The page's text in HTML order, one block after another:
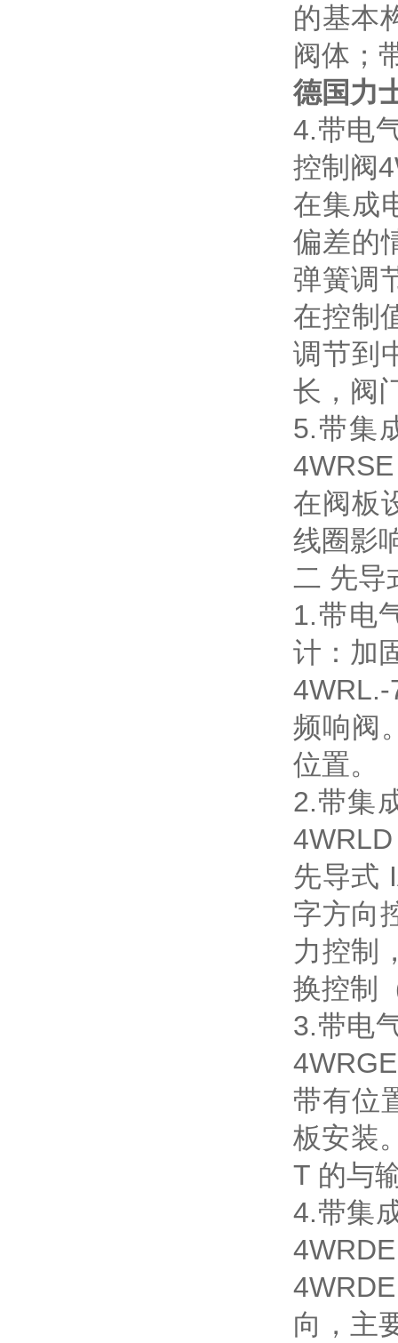
的基本
阀体；
德国力
4.带电
控制阀
在集成
偏差的
弹簧调
在控制
调节到
长，阀
5.带集
4WRSE
在阀板
线圈影
二 先导
1.带电
计：加
频响阀
位置。
2.带集
先导式
字方向
力控制
换控制
3.带电
4WRGE
带有位
板安装
T 的与
4.带集
向，主